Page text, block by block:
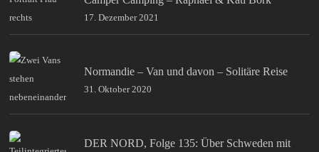
17. Dezember 2021
Normandie – Van und davon – Solitäre Reise
31. Oktober 2020
DER NORD, Folge 135: Über Schweden mit